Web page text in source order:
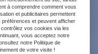
à comprendre comment vous
et publicitaires permettent
et peuvent afficher
vos cookies via les
vous acceptez notre
notre Politique de
de votre visite !